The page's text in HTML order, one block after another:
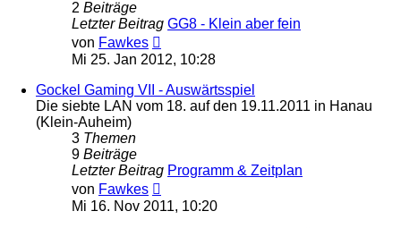
2 Beiträge
Letzter Beitrag GG8 - Klein aber fein
von Fawkes
Beitrag
Mi 25. Jan 2012, 10:28
Gockel Gaming VII - Auswärtsspiel
Die siebte LAN vom 18. auf den 19.11.2011 in Hanau
(Klein-Auheim)
3 Themen
9 Beiträge
Letzter Beitrag Programm & Zeitplan
von Fawkes
Beitrag
Mi 16. Nov 2011, 10:20